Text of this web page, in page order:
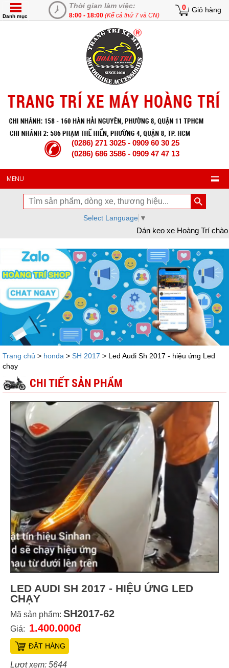
Thời gian làm việc:
8:00 - 18:00 (Kể cả thứ 7 và CN)
0 Giỏ hàng
Danh mục
(0286) 271 3025 - 0909 60 30 25
(0286) 686 3586 - 0909 47 47 13
MENU
Select Language ▼
Dán keo xe Hoàng Trí chào mừng
Trang chủ > honda > SH 2017 > Led Audi Sh 2017 - hiệu ứng Led
chạy
CHI TIẾT SẢN PHẨM
LED AUDI SH 2017 - HIỆU ỨNG LED
CHẠY
Mã sản phẩm: SH2017-62
Giá: 1.400.000đ
ĐẶT HÀNG
Lượt xem: 5644